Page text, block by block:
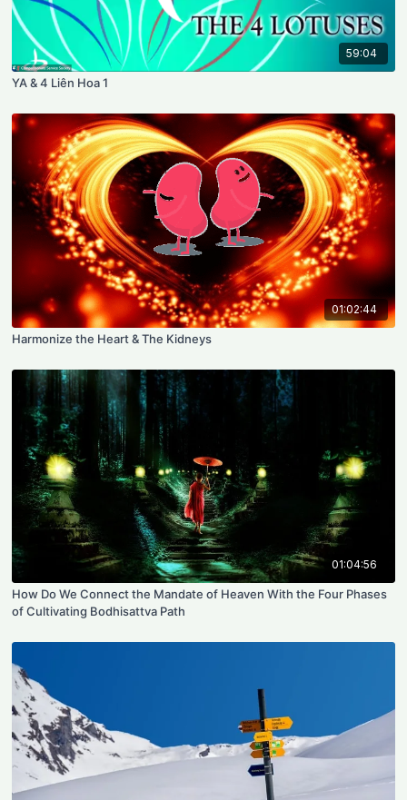
59:04
YA & 4 Liên Hoa 1
01:02:44
Harmonize the Heart & The Kidneys
01:04:56
How Do We Connect the Mandate of Heaven With the Four Phases
of Cultivating Bodhisattva Path